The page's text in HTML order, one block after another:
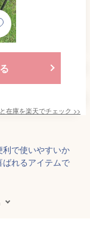
在庫を楽天でチェック >>
で使いやすいか
れるアイテムで